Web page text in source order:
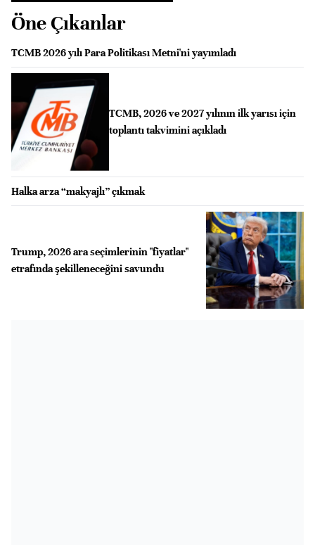
Öne Çıkanlar
TCMB 2026 yılı Para Politikası Metni'ni yayımladı
TCMB, 2026 ve 2027 yılının ilk yarısı için
toplantı takvimini açıkladı
Halka arza “makyajlı” çıkmak
Trump, 2026 ara seçimlerinin "fiyatlar"
etrafında şekilleneceğini savundu